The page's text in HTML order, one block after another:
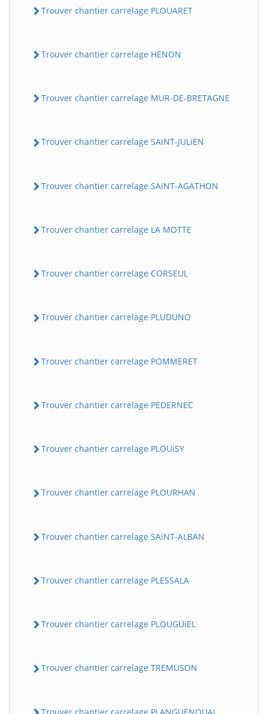
Trouver chantier carrelage PLOUARET
Trouver chantier carrelage HENON
Trouver chantier carrelage MUR-DE-BRETAGNE
Trouver chantier carrelage SAiNT-JULiEN
Trouver chantier carrelage SAiNT-AGATHON
Trouver chantier carrelage LA MOTTE
Trouver chantier carrelage CORSEUL
Trouver chantier carrelage PLUDUNO
Trouver chantier carrelage POMMERET
Trouver chantier carrelage PEDERNEC
Trouver chantier carrelage PLOUiSY
Trouver chantier carrelage PLOURHAN
Trouver chantier carrelage SAiNT-ALBAN
Trouver chantier carrelage PLESSALA
Trouver chantier carrelage PLOUGUiEL
Trouver chantier carrelage TREMUSON
Trouver chantier carrelage PLANGUENOUAL